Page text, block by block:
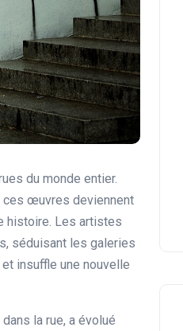
du monde entier.
ces œuvres deviennent
histoire. Les artistes
séduisant les galeries
insuffle une nouvelle
la rue, a évolué